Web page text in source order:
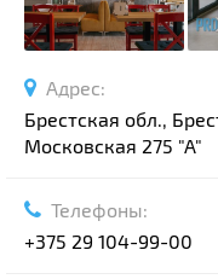
Адрес:
Брестская обл.,
Московская 275 "А"
Телефоны:
+375 29 104-99-00